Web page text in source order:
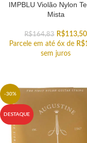
IMPBLU Violão Nylon
Mista
R$164,83 R$113,50
Parcele em até 6x de R$
sem juros
-30%
DESTAQUE